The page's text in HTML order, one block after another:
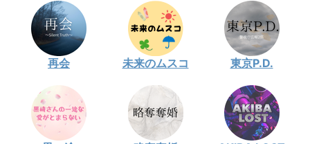
再会 未来のムスコ 東京P.D.